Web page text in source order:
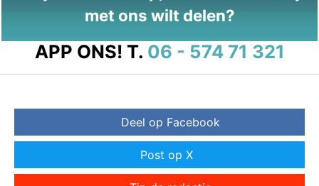
met ons wilt delen?
APP ONS! T. 06 - 574 71 321
Deel op Facebook
Post op X